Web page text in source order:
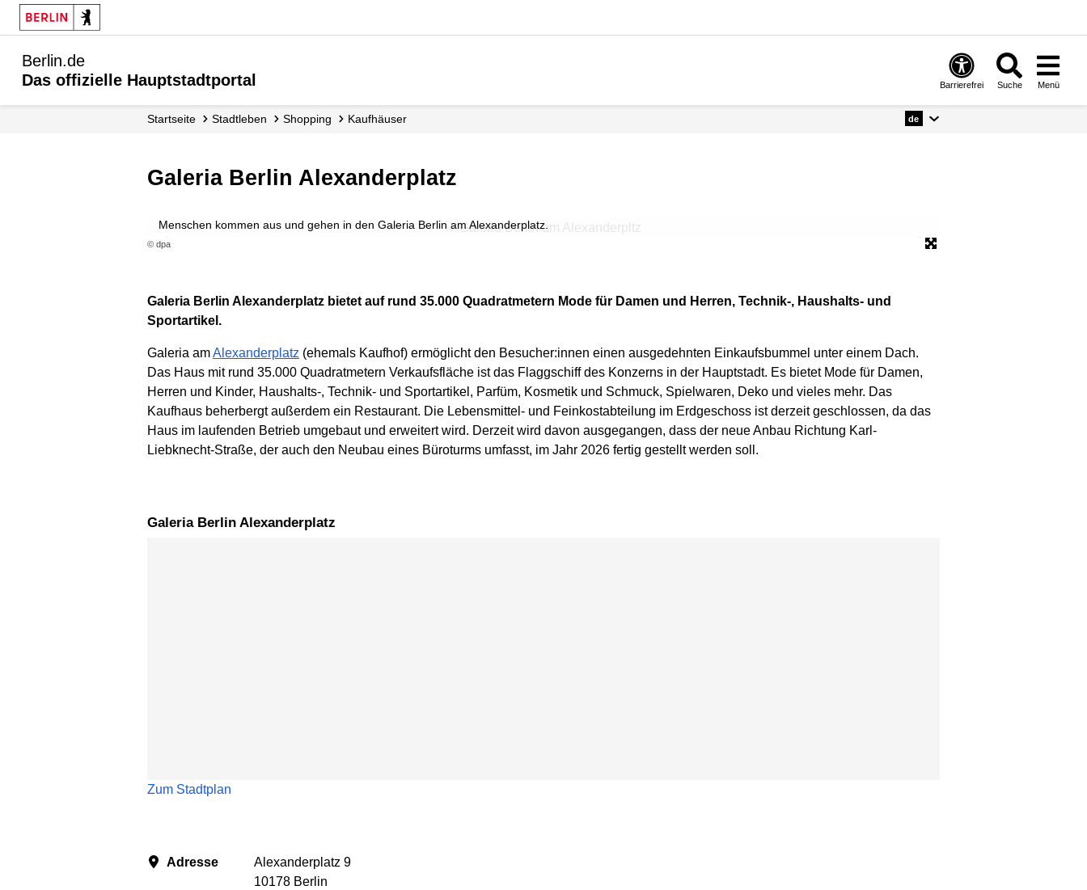
Berlin.de
Das offizielle Hauptstadtportal
Barrierefrei Suche Menü
Startseite Stadtleben Shopping Kaufhäuser de
Galeria Berlin Alexanderplatz
© dpa
Menschen kommen aus und gehen in den Galeria Berlin am Alexanderplatz.
Galeria Berlin Alexanderplatz bietet auf rund 35.000 Quadratmetern Mode für Damen und Herren, Technik-, Haushalts- und
Sportartikel.
Galeria amAlexanderplatz (ehemals Kaufhof) ermöglicht den Besucher:innen einen ausgedehnten Einkaufsbummel unter einem Dach.
Das Haus mit rund 35.000 Quadratmetern Verkaufsfläche ist das Flaggschiff des Konzerns in der Hauptstadt. Es bietet Mode für Damen,
Herren und Kinder, Haushalts-, Technik- und Sportartikel, Parfüm, Kosmetik und Schmuck, Spielwaren, Deko und vieles mehr. Das
Kaufhaus beherbergt außerdem ein Restaurant. Die Lebensmittel- und Feinkostabteilung im Erdgeschoss ist derzeit geschlossen, da das
Haus im laufenden Betrieb umgebaut und erweitert wird. Derzeit wird davon ausgegangen, dass der neue Anbau Richtung Karl-
Liebknecht-Straße, der auch den Neubau eines Büroturms umfasst, im Jahr 2026 fertig gestellt werden soll.
Galeria Berlin Alexanderplatz
Zum Stadtplan
Adresse
Alexanderplatz 9
10178 Berlin